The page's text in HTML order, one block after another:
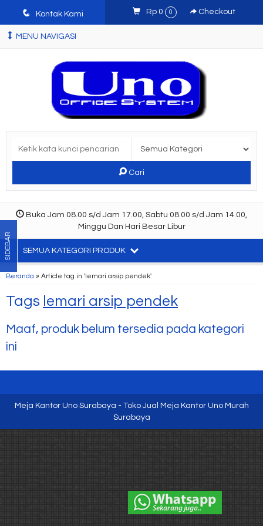
q Kontak Kami Rp 0 0 Checkout
MENU NAVIGASI
Cari
Buka Jam 08.00 s/d Jam 17.00, Sabtu 08.00 s/d Jam 14.00,
Minggu Dan Hari Besar Libur
SEMUA KATEGORI PRODUK
Beranda » Article tag in 'lemari arsip pendek'
Tags lemari arsip pendek
Maaf, produk belum tersedia pada kategori
ini
SIDEBAR
Meja Kantor Uno Surabaya - Toko Jual Meja Kantor Uno Murah
Surabaya